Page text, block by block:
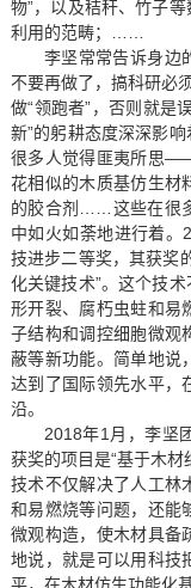
物”，以及秸秆、竹子
利用的范畴；……
李坚常常告诉身边
不要再做了，搞科研必
做“领跑者”，否则就是
新”的躬耕态度深深影
很多人觉得匪夷所思
花相似的木质基仿生材
的胶合剂……这些在很
中如火如荼地进行着。
技进步二等奖，其获奖
化关键技术”。这个技
形开裂、腐朽虫蛀和易
子结构和调控细胞微观
蔽等新功能。简单地说
达到了国际领先水平，
沿。
2018年1月，李坚
获奖的项目是“基于木
技术不仅解决了人工林
和易燃烧等问题，还能
微观构造，使木材具备
地说，就是可以用科技